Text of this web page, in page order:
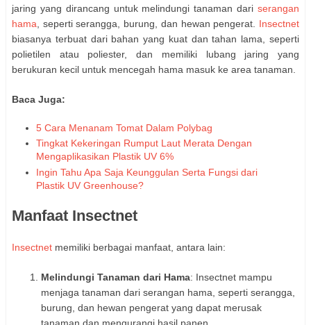
jaring yang dirancang untuk melindungi tanaman dari serangan
hama , seperti serangga, burung, dan hewan pengerat. Insectnet
biasanya terbuat dari bahan yang kuat dan tahan lama, seperti
polietilen atau poliester, dan memiliki lubang jaring yang
berukuran kecil untuk mencegah hama masuk ke area tanaman.
Baca Juga:
5 Cara Menanam Tomat Dalam Polybag
Tingkat Kekeringan Rumput Laut Merata Dengan
Mengaplikasikan Plastik UV 6%
Ingin Tahu Apa Saja Keunggulan Serta Fungsi dari
Plastik UV Greenhouse?
Manfaat Insectnet
Insectnet memiliki berbagai manfaat, antara lain:
Melindungi Tanaman dari Hama: Insectnet mampu
menjaga tanaman dari serangan hama, seperti serangga,
burung, dan hewan pengerat yang dapat merusak
tanaman dan mengurangi hasil panen.